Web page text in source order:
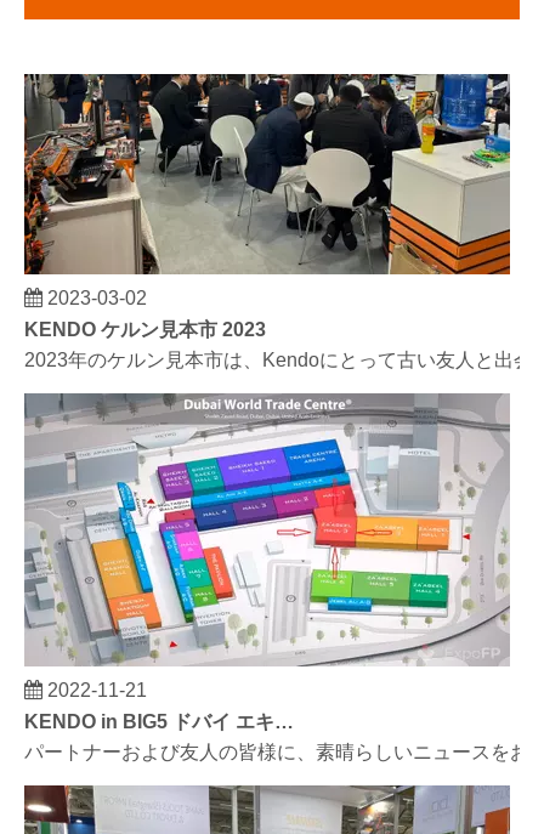
2023-03-02
KENDO ケルン見本市 2023
2023年のケルン見本市は、Kendoにとって古い友人と出
2022-11-21
パートナーおよび友人の皆様に、素晴らしいニュースを